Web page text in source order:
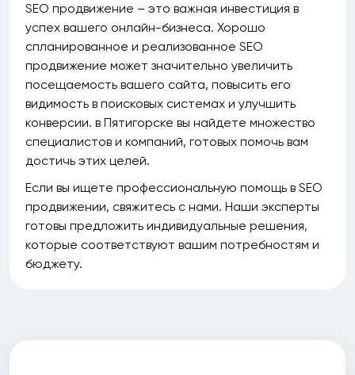
SEO продвижение – это важная инвестиция в
успех вашего онлайн-бизнеса. Хорошо
спланированное и реализованное SEO
продвижение может значительно увеличить
посещаемость вашего сайта, повысить его
видимость в поисковых системах и улучшить
конверсии. в Пятигорске вы найдете множество
специалистов и компаний, готовых помочь вам
достичь этих целей.
Если вы ищете профессиональную помощь в SEO
продвижении, свяжитесь с нами. Наши эксперты
готовы предложить индивидуальные решения,
которые соответствуют вашим потребностям и
бюджету.